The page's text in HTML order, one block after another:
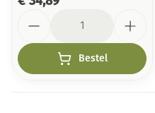
Bestel